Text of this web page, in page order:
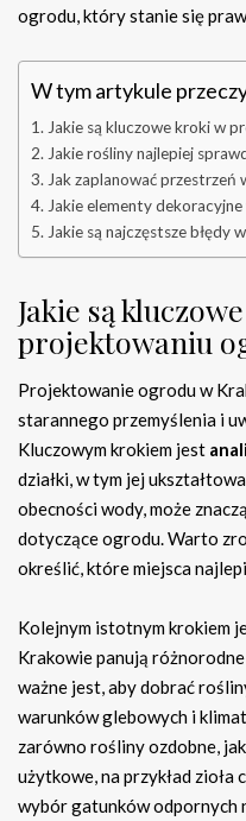
ogrodu, który stanie się
W tym artykule
Jakie są kluczowe kroki w
Jakie rośliny najlepiej
Jak zaplanować przestrzeń
Jakie elementy
Jakie są najczęstsze błędy
Jakie są
projektowaniu
Projektowanie ogrodu w
starannego przemyślenia i
Kluczowym krokiem jest
działki, w tym jej
obecności wody, może
dotyczące ogrodu. Warto
określić, które miejsca
Kolejnym istotnym krokiem
Krakowie panują
ważne jest, aby dobrać
warunków glebowych i
zarówno rośliny ozdobne,
użytkowe, na przykład zioła
wybór gatunków odpornych